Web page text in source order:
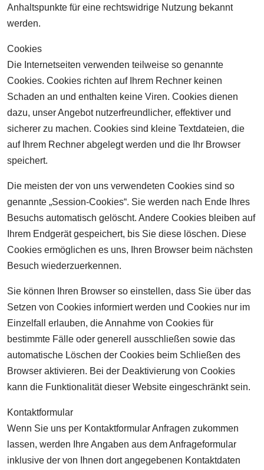
Anhaltspunkte für eine rechtswidrige Nutzung bekannt
werden.
Cookies
Die Internetseiten verwenden teilweise so genannte
Cookies. Cookies richten auf Ihrem Rechner keinen
Schaden an und enthalten keine Viren. Cookies dienen
dazu, unser Angebot nutzerfreundlicher, effektiver und
sicherer zu machen. Cookies sind kleine Textdateien, die
auf Ihrem Rechner abgelegt werden und die Ihr Browser
speichert.
Die meisten der von uns verwendeten Cookies sind so
genannte „Session-Cookies“. Sie werden nach Ende Ihres
Besuchs automatisch gelöscht. Andere Cookies bleiben auf
Ihrem Endgerät gespeichert, bis Sie diese löschen. Diese
Cookies ermöglichen es uns, Ihren Browser beim nächsten
Besuch wiederzuerkennen.
Sie können Ihren Browser so einstellen, dass Sie über das
Setzen von Cookies informiert werden und Cookies nur im
Einzelfall erlauben, die Annahme von Cookies für
bestimmte Fälle oder generell ausschließen sowie das
automatische Löschen der Cookies beim Schließen des
Browser aktivieren. Bei der Deaktivierung von Cookies
kann die Funktionalität dieser Website eingeschränkt sein.
Kontaktformular
Wenn Sie uns per Kontaktformular Anfragen zukommen
lassen, werden Ihre Angaben aus dem Anfrageformular
inklusive der von Ihnen dort angegebenen Kontaktdaten